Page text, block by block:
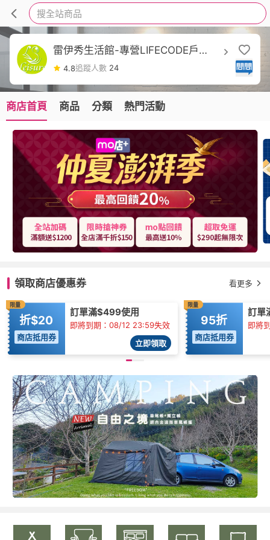
搜全站商品
雷伊秀生活館-專營LIFECODE戶
外/INTEX充氣床
4.8追蹤人數 24
商店首頁 商品 分類 熱門活動
領取商店優惠券 看更多
限量
折$20
商店抵用券
訂單滿$499使用
即將到期：08/12 23:59失效
立即領取
限量
95折
商店抵用券
訂單
即將